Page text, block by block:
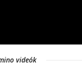
videók